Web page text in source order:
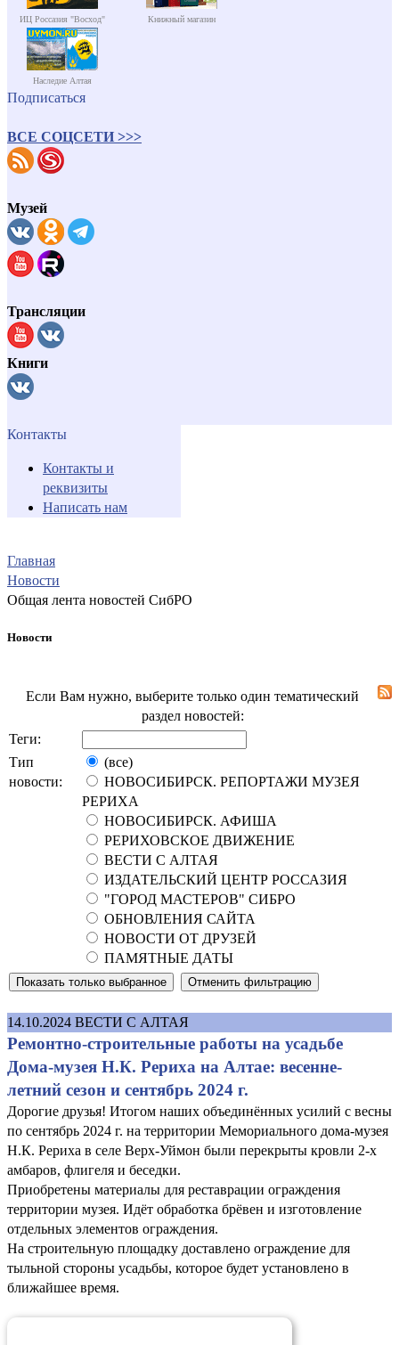
ИЦ Россазия "Восход" Книжный магазин
Наследие Алтая
Подписаться
ВСЕ СОЦСЕТИ >>>
Музей
Трансляции
Книги
Контакты
Контакты и
реквизиты
Написать нам
Главная
Новости
Общая лента новостей СибРО
Новости
Если Вам нужно, выберите только один тематический
раздел новостей:
Теги:
Тип
новости:
(все)
НОВОСИБИРСК. РЕПОРТАЖИ МУЗЕЯ
РЕРИХА
НОВОСИБИРСК. АФИША
РЕРИХОВСКОЕ ДВИЖЕНИЕ
ВЕСТИ С АЛТАЯ
ИЗДАТЕЛЬСКИЙ ЦЕНТР РОССАЗИЯ
"ГОРОД МАСТЕРОВ" СИБРО
ОБНОВЛЕНИЯ САЙТА
НОВОСТИ ОТ ДРУЗЕЙ
ПАМЯТНЫЕ ДАТЫ
14.10.2024 ВЕСТИ С АЛТАЯ
Ремонтно-строительные работы на усадьбе
Дома-музея Н.К. Рериха на Алтае: весенне-
летний сезон и сентябрь 2024 г.
Дорогие друзья! Итогом наших объединённых усилий с весны
по сентябрь 2024 г. на территории Мемориального дома-музея
Н.К. Рериха в селе Верх-Уймон были перекрыты кровли 2-х
амбаров, флигеля и беседки.
Приобретены материалы для реставрации ограждения
территории музея. Идёт обработка брёвен и изготовление
отдельных элементов ограждения.
На строительную площадку доставлено ограждение для
тыльной стороны усадьбы, которое будет установлено в
ближайшее время.